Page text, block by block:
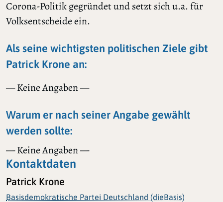
Corona-Politik gegründet und setzt sich u.a. für
Volksentscheide ein.
Als seine wichtigsten politischen Ziele gibt
Patrick Krone an:
— Keine Angaben —
Warum er nach seiner Angabe gewählt
werden sollte:
— Keine Angaben —
Kontaktdaten
Patrick Krone
Basisdemokratische Partei Deutschland (dieBasis)